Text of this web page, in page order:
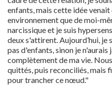
enfants, mais cette idée
environnement que de moi-
narcissique et je suis
deux s'attirent. Aujourd’hui, je
pas d'enfants, sinon je n'aurais
complètement de ma vie.
quittés, puis reconciliés, mais
pour trancher ce nœud."